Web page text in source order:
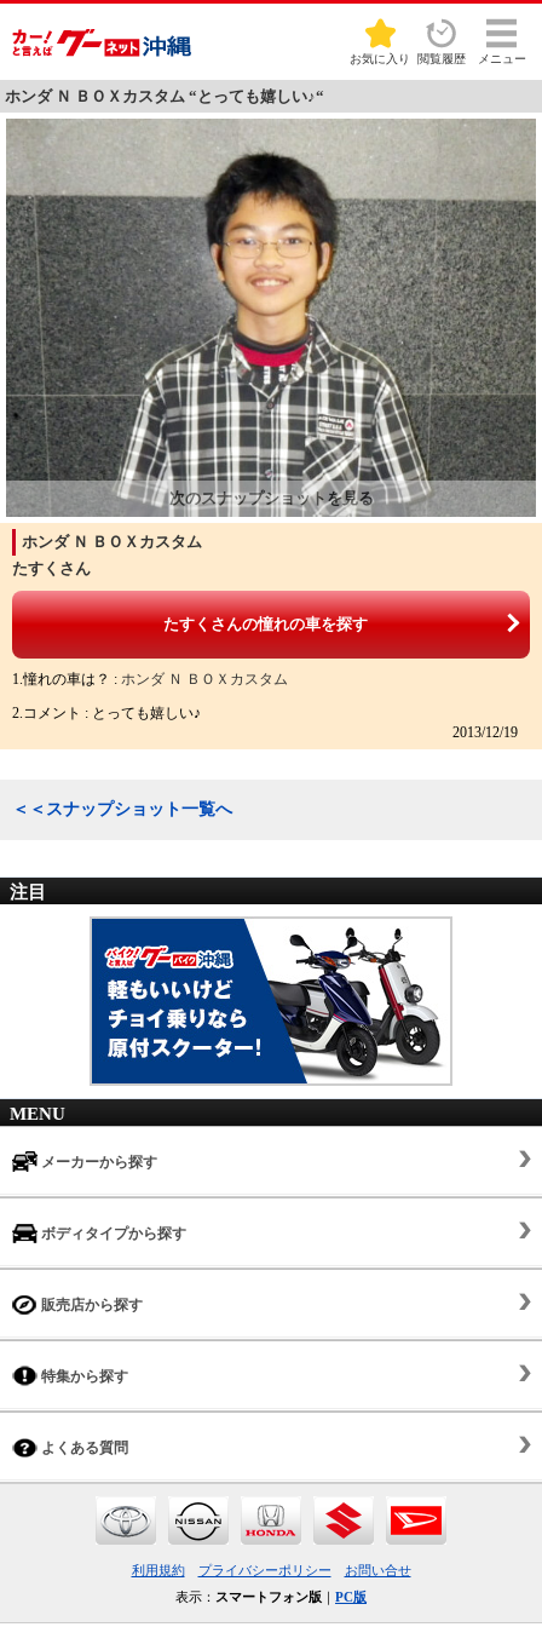
お気に入り 閲覧履歴 メニュー
ホンダ Ｎ ＢＯＸカスタム “とっても嬉しい♪“
ホンダ Ｎ ＢＯＸカスタム
たすくさん
たすくさんの憧れの車を探す
1.憧れの車は？ : ホンダ Ｎ ＢＯＸカスタム
2.コメント : とっても嬉しい♪
2013/12/19
＜＜スナップショット一覧へ
注目
MENU
メーカーから探す
ボディタイプから探す
販売店から探す
特集から探す
よくある質問
利用規約 プライバシーポリシー
お問い合せ
表示： スマートフォン版 ｜ PC版